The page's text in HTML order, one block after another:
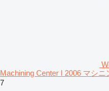
Machining Center I 2006 マシニ
7